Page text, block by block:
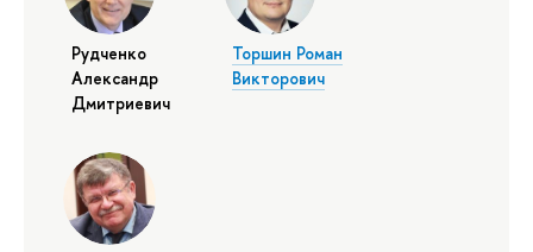
Рудченко
Александр
Дмитриевич
Торшин Роман
Викторович